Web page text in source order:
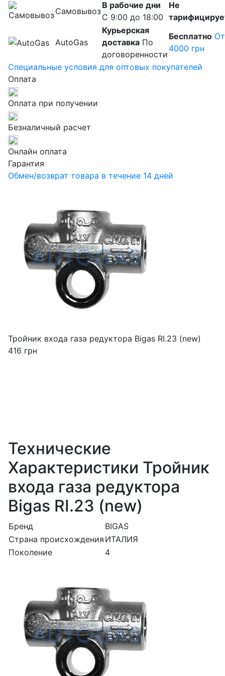
Самовывоз
В рабочие дни
С 9:00 до 18:00
Не
AutoGas
Курьерская
доставка По
договоренности
Бесплатно От
4000 грн
Специальные условия для оптовых покупателей
Оплата
Оплата при получении
Безналичный расчет
Онлайн оплата
Гарантия
Обмен/возврат товара в течение 14 дней
Тройник входа газа редуктора Bigas RI.23 (new)
416 грн
Технические
Характеристики Тройник
входа газа редуктора
Bigas RI.23 (new)
Бренд
BIGAS
Страна происхождения ИТАЛИЯ
Поколение
4